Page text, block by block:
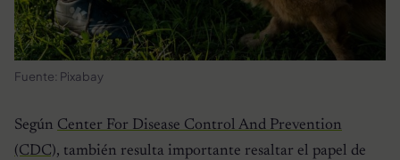
Fuente: Pixabay
Según Center For Disease Control And Prevention
(CDC), también resulta importante resaltar el papel de